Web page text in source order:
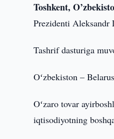
Toshkent,
Prezidenti Aleksandr
Tashrif dasturiga
Oʻzbekiston –
Oʻzaro tovar
iqtisodiyotning